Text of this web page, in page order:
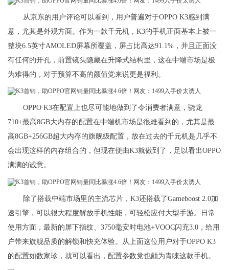
从京东的用户评论可以看到，用户普遍对于OPPO K3感到满
意，尤其是外观方面。作为一款千元机，K3的手机正面基本上被一
整块6.5英寸AMOLED屏幕所覆盖，屏占比高达91.1%，并且正面没
有任何的开孔，前置镜头隐藏在升降式结构里，这在中端市场是极
为难得的，对于预算不高的颜值党来说更是福利。
OPPO K3在配置上也尽可能地做到了令消费者满意，骁龙
710+最高8GB大内存的配置在中端机市场是很难看到的，尤其是最
高8GB+256GB超大内存的旗舰级配置，放在过去的千元机是几乎不
会出现这样的内存组合的，但现在便由K3就做到了，足以看出OPPO
满满的诚意。
除了搭载中端市场里的主流芯片，K3还搭载了Gameboost 2.0加
速引擎，可以很大程度解放手机性能，可轻松应付大型手游。日常
使用方面，最新的屏下指纹、3750毫安时电池+VOOC闪充3.0，给用
户带来旗舰品质的解锁和快充体验。从上面这位用户对于OPPO K3
的配置如数家珍，就可以看出，配置参数党也颇为青睐这款手机。